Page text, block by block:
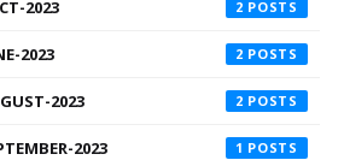
2023 2
2023 2
2023 2
2023 1